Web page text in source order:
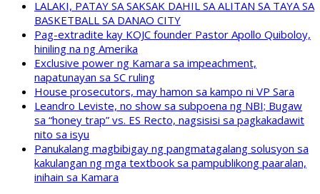
LALAKI, PATAY SA SAKSAK DAHIL SA ALITAN SA TAYA SA
BASKETBALL SA DANAO CITY
Pag-extradite kay KOJC founder Pastor Apollo Quiboloy,
hiniling na ng Amerika
Exclusive power ng Kamara sa impeachment,
napatunayan sa SC ruling
House prosecutors, may hamon sa kampo ni VP Sara
Leandro Leviste, no show sa subpoena ng NBI; Bugaw
sa “honey trap” vs. ES Recto, nagsisisi sa pagkakadawit
nito sa isyu
Panukalang magbibigay ng pangmatagalang solusyon sa
kakulangan ng mga textbook sa pampublikong paaralan,
inihain sa Kamara